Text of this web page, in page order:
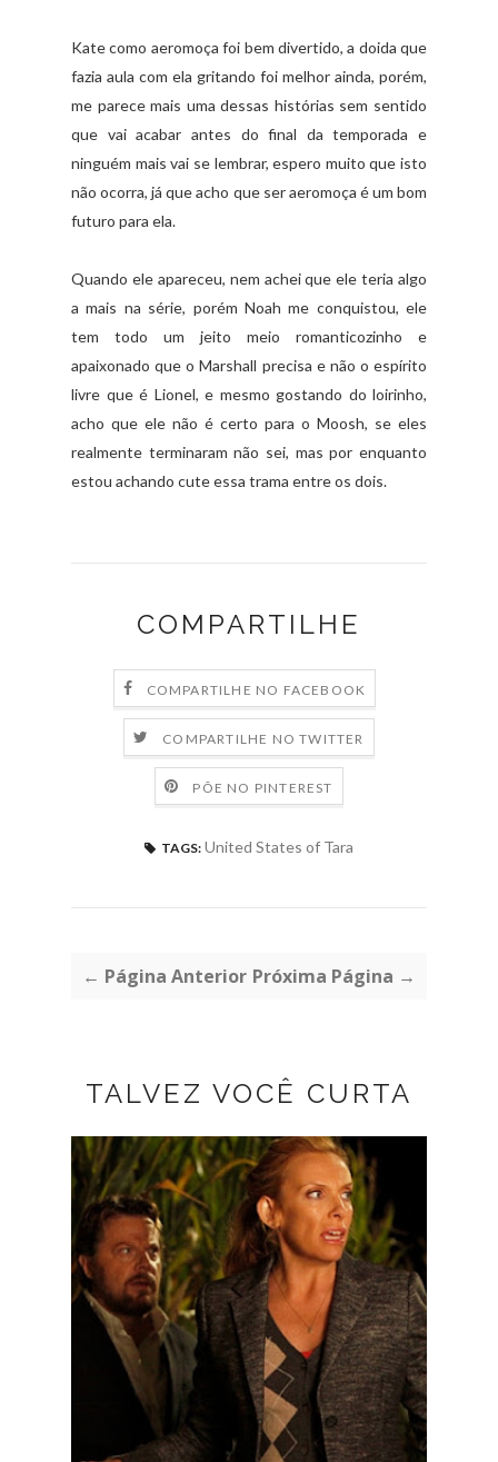
Kate como aeromoça foi bem divertido, a doida que
fazia aula com ela gritando foi melhor ainda, porém,
me parece mais uma dessas histórias sem sentido
que vai acabar antes do final da temporada e
ninguém mais vai se lembrar,espero muito que isto
não ocorra, já que acho que ser aeromoça é um bom
futuro para ela.
Quando ele apareceu, nem achei que ele teria algo
a mais na série, porém Noah me conquistou, ele
tem todo um jeito meio romanticozinho e
apaixonado que o Marshall precisa e não o espírito
livre que é Lionel, e mesmo gostando do loirinho,
acho que ele não é certo para o Moosh, se eles
realmente terminaram não sei, mas por enquanto
estou achando cute essa trama entre os dois.
COMPARTILHE
COMPARTILHE NO FACEBOOK
COMPARTILHE NO TWITTER
PÕE NO PINTEREST
TAGS: United States of Tara
← Página Anterior Próxima Página →
TALVEZ VOCÊ CURTA